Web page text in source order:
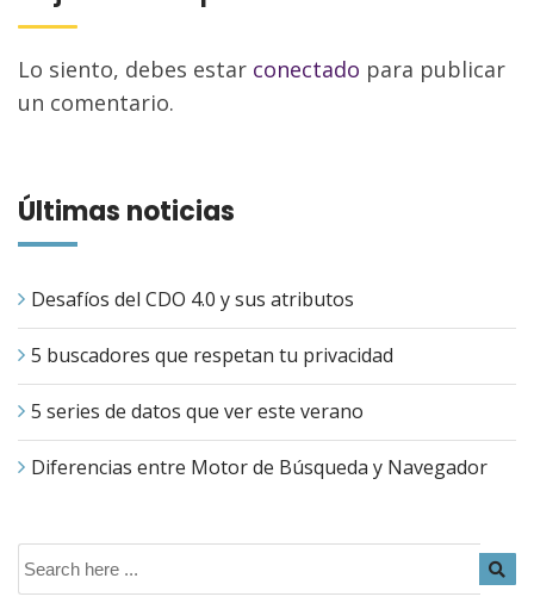
Lo siento, debes estar conectado para publicar
un comentario.
Últimas noticias
Desafíos del CDO 4.0 y sus atributos
5 buscadores que respetan tu privacidad
5 series de datos que ver este verano
Diferencias entre Motor de Búsqueda y Navegador